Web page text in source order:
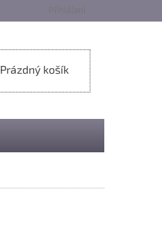
Přihlášení
KOŠÍK
Prázdný košík